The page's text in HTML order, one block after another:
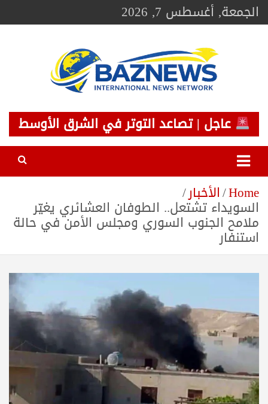
Skip
toالجمعة, أغسطس 7, 2026
BAZNEWS
شبكة باز الإخبارية
عاجل | تصاعد التوتر في الشرق الأوسط
Home الأخبار
السويداء تشتعل.. الطوفان العشائري يغيّر
ملامح الجنوب السوري ومجلس الأمن في حالة
استنفار